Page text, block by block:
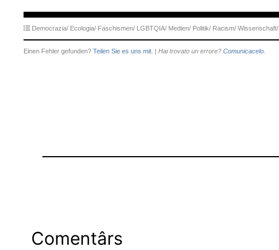
Democrazia/ Ecologia/ Faschismen/ LGBTQIA/ Medien/ Politik/ Racism/ Wissenschaft/
Einen Fehler gefunden? Teilen Sie es uns mit. | Hai trovato un errore? Comunicacelo.
Comentârs